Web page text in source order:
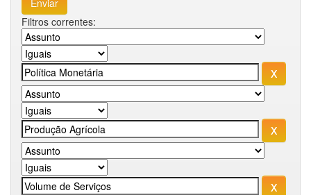
Filtros correntes: